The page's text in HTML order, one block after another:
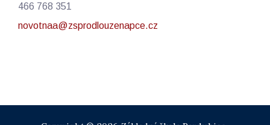
466 768 351
novotnaa@zsprodlouzenapce.cz